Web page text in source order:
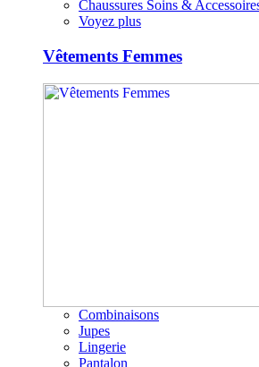
Chaussures Soins &
Voyez plus
Vêtements Femmes
Combinaisons
Jupes
Lingerie
Pantalon